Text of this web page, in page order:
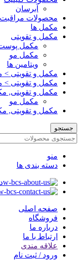
آبرسان
محصولات
مکمل ها
مکمل و تقویتی
مکمل
مکمل مو
ویتامین ها
مکمل و تقویتی
مکمل و تقویتی
مکمل و تقویتی,
مکمل مو
مکمل و تقویتی,
جستجو
منو
دسته بندی ها
صفحه اصلی
فروشگاه
درباره ما
ارتباط با ما
علاقه مندی
ورود / ثبت نام